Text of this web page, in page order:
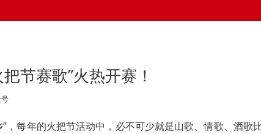
节赛歌”火热开赛！
号
，每年的火把节活动中，必不可少就是山歌、情歌、酒歌